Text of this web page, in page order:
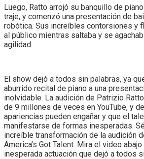
Luego, Ratto arrojó su banquillo de
traje, y comenzó una presentación de
robótica. Sus increíbles contorsiones y
al público mientras saltaba y se
agilidad.
El show dejó a todos sin palabras, ya
aburrido recital de piano a una
inolvidable. La audición de Patrizio
de 9 millones de veces en YouTube, y
apariencias pueden engañar y que el
manifestarse de formas inesperadas.
increíble transformación de la audición
America’s Got Talent. Mira el video
inesperada actuación que dejó a todos